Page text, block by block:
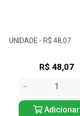
R$ 48,07
Adicionar